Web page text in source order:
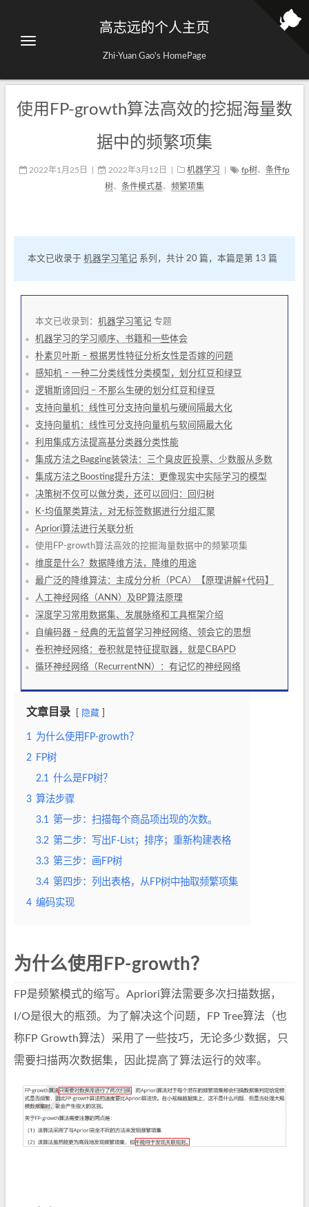
高志远的个人主页
Zhi-Yuan Gao's HomePage
使用FP-growth算法高效的挖掘海量数
据中的频繁项集
2022年1月25日 2022年3月12日 机器学习 fp树、 条件fp
树、 条件模式基、 频繁项集
本文已收录于 机器学习笔记 系列，共计 20 篇，本篇是第 13 篇
本文已收录到： 机器学习笔记 专题
机器学习的学习顺序、书籍和一些体会
朴素贝叶斯 – 根据男性特征分析女性是否嫁的问题
感知机 – 一种二分类线性分类模型，划分红豆和绿豆
逻辑斯谛回归 – 不那么生硬的划分红豆和绿豆
支持向量机：线性可分支持向量机与硬间隔最大化
支持向量机：线性可分支持向量机与软间隔最大化
利用集成方法提高基分类器分类性能
集成方法之Bagging装袋法：三个臭皮匠投票、少数服从多数
集成方法之Boosting提升方法：更像现实中实际学习的模型
决策树不仅可以做分类，还可以回归：回归树
K-均值聚类算法，对无标签数据进行分组汇聚
Apriori算法进行关联分析
使用FP-growth算法高效的挖掘海量数据中的频繁项集
维度是什么？数据降维方法，降维的用途
最广泛的降维算法：主成分分析（PCA）【原理讲解+代码】
人工神经网络（ANN）及BP算法原理
深度学习常用数据集、发展脉络和工具框架介绍
自编码器 – 经典的无监督学习神经网络、领会它的思想
卷积神经网络：卷积就是特征提取器，就是CBAPD
循环神经网络（RecurrentNN）：有记忆的神经网络
文章目录 隐藏
1 为什么使用FP-growth？
2 FP树
2.1 什么是FP树？
3 算法步骤
3.1 第一步：扫描每个商品项出现的次数。
3.2 第二步：写出F-List；排序；重新构建表格
3.3 第三步：画FP树
3.4 第四步：列出表格，从FP树中抽取频繁项集
4 编码实现
为什么使用FP-growth？
FP是频繁模式的缩写。Apriori算法需要多次扫描数据，
I/O是很大的瓶颈。为了解决这个问题，FP Tree算法（也
称FP Growth算法）采用了一些技巧，无论多少数据，只
需要扫描两次数据集，因此提高了算法运行的效率。